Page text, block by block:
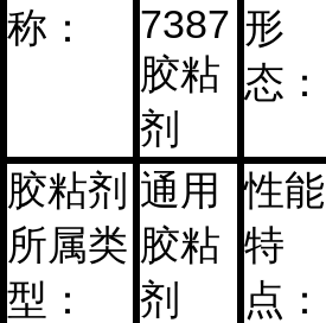
称：
7387
胶粘
剂
形
态：
胶粘剂
所属类
型：
通用
胶粘
剂
性能
特
点：